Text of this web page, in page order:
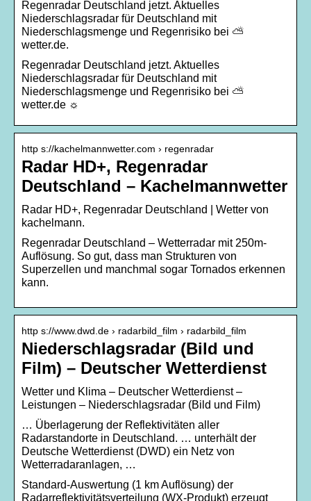
Regenradar Deutschland jetzt. Aktuelles
Niederschlagsradar für Deutschland mit
Niederschlagsmenge und Regenrisiko bei ⛅
wetter.de.
Regenradar Deutschland jetzt. Aktuelles
Niederschlagsradar für Deutschland mit
Niederschlagsmenge und Regenrisiko bei ⛅
wetter.de ☼
http s://kachelmannwetter.com › regenradar
Radar HD+, Regenradar
Deutschland – Kachelmannwetter
Radar HD+, Regenradar Deutschland | Wetter von
kachelmann.
Regenradar Deutschland – Wetterradar mit 250m-
Auflösung. So gut, dass man Strukturen von
Superzellen und manchmal sogar Tornados erkennen
kann.
http s://www.dwd.de › radarbild_film › radarbild_film
Niederschlagsradar (Bild und
Film) – Deutscher Wetterdienst
Wetter und Klima – Deutscher Wetterdienst –
Leistungen – Niederschlagsradar (Bild und Film)
… Überlagerung der Reflektivitäten aller
Radarstandorte in Deutschland. … unterhält der
Deutsche Wetterdienst (DWD) ein Netz von
Wetterradaranlagen, …
Standard-Auswertung (1 km Auflösung) der
Radarreflektivitätsverteilung (WX-Produkt) erzeugt